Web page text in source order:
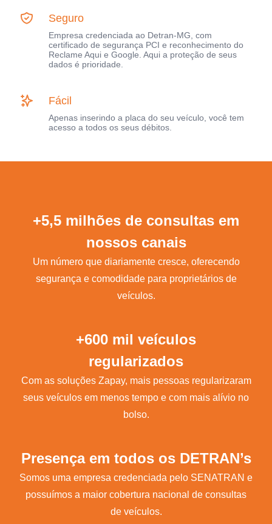
Seguro
Empresa credenciada ao Detran-MG, com
certificado de segurança PCI e reconhecimento do
Reclame Aqui e Google. Aqui a proteção de seus
dados é prioridade.
Fácil
Apenas inserindo a placa do seu veículo, você tem
acesso a todos os seus débitos.
+5,5 milhões de consultas em
nossos canais
Um número que diariamente cresce, oferecendo
segurança e comodidade para proprietários de
veículos.
+600 mil veículos
regularizados
Com as soluções Zapay, mais pessoas regularizaram
seus veículos em menos tempo e com mais alívio no
bolso.
Presença em todos os DETRAN’s
Somos uma empresa credenciada pelo SENATRAN e
possuímos a maior cobertura nacional de consultas
de veículos.